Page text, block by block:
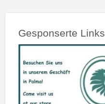
Gesponserte Links